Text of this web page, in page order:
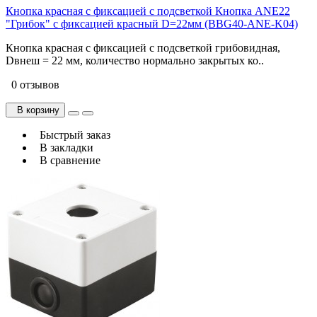
Кнопка красная с фиксацией с подсветкой Кнопка ANE22
"Грибок" с фиксацией красный D=22мм (BBG40-ANE-K04)
Кнопка красная с фиксацией с подсветкой грибовидная,
Dвнеш = 22 мм, количество нормально закрытых ко..
0 отзывов
В корзину
Быстрый заказ
В закладки
В сравнение